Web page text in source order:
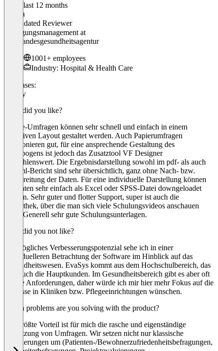
In the last 12 months
Karina
Validated Reviewer
Befragungsmanagement at
NÖ Landesgesundheitsagentur
1001+ employees
Industry: Hospital & Health Care
Use cases:
Survey
What did you like?
Online-Umfragen können sehr schnell und einfach in einem
attraktiven Layout gestaltet werden. Auch Papierumfragen
funktionieren gut, für eine ansprechende Gestaltung des
Fragebogens ist jedoch das Zusatztool VF Designer
empfehlenswert. Die Ergebnisdarstellung sowohl im pdf- als auch
im html-Bericht sind sehr übersichtlich, ganz ohne Nach- bzw.
Aufbereitung der Daten. Für eine individuelle Darstellung können
die Daten sehr einfach als Excel oder SPSS-Datei downgeloadet
werden. Sehr guter und flotter Support, super ist auch die
Mediathek, über die man sich viele Schulungsvideos anschauen
kann. Generell sehr gute Schulungsunterlagen.
What did you not like?
Ein mögliches Verbesserungspotenzial sehe ich in einer
individuelleren Betrachtung der Software im Hinblick auf das
Gesundheitswesen. EvaSys kommt aus dem Hochschulbereich, das
sind auch die Hauptkunden. Im Gesundheitsbereich gibt es aber oft
andere Anforderungen, daher würde ich mir hier mehr Fokus auf die
Prozesse in Kliniken bzw. Pflegeeinrichtungen wünschen.
Which problems are you solving with the product?
Der größte Vorteil ist für mich die rasche und eigenständige
Umsetzung von Umfragen. Wir setzen nicht nur klassische
Evaluierungen um (Patienten-/Bewohnerzufriedenheitsbefragungen,